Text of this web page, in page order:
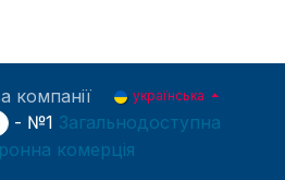
компанії українська
- №1 Загальнодоступна
комерція